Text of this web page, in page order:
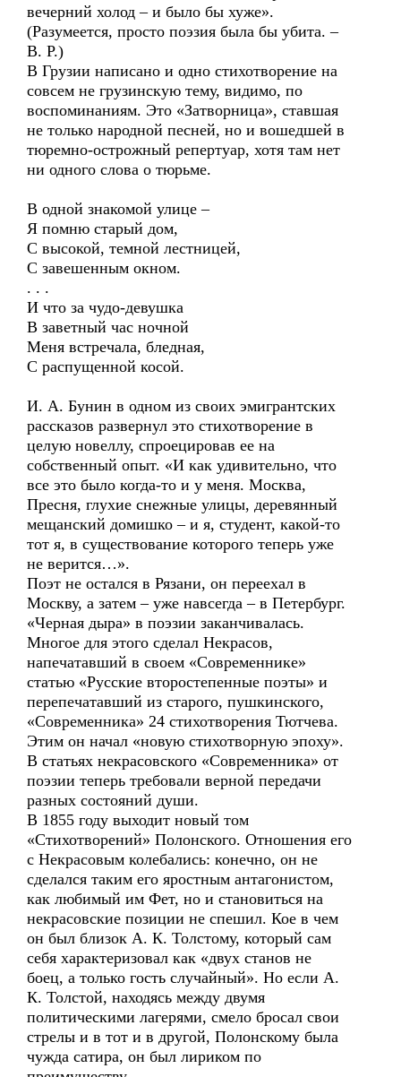
вечерний холод – и было бы хуже».
(Разумеется, просто поэзия была бы убита. –
В. Р.)
В Грузии написано и одно стихотворение на
совсем не грузинскую тему, видимо, по
воспоминаниям. Это «Затворница», ставшая
не только народной песней, но и вошедшей в
тюремно-острожный репертуар, хотя там нет
ни одного слова о тюрьме.
В одной знакомой улице –
Я помню старый дом,
С высокой, темной лестницей,
С завешенным окном.
. . .
И что за чудо-девушка
В заветный час ночной
Меня встречала, бледная,
С распущенной косой.
И. А. Бунин в одном из своих эмигрантских
рассказов развернул это стихотворение в
целую новеллу, спроецировав ее на
собственный опыт. «И как удивительно, что
все это было когда-то и у меня. Москва,
Пресня, глухие снежные улицы, деревянный
мещанский домишко – и я, студент, какой-то
тот я, в существование которого теперь уже
не верится…».
Поэт не остался в Рязани, он переехал в
Москву, а затем – уже навсегда – в Петербург.
«Черная дыра» в поэзии заканчивалась.
Многое для этого сделал Некрасов,
напечатавший в своем «Современнике»
статью «Русские второстепенные поэты» и
перепечатавший из старого, пушкинского,
«Современника» 24 стихотворения Тютчева.
Этим он начал «новую стихотворную эпоху».
В статьях некрасовского «Современника» от
поэзии теперь требовали верной передачи
разных состояний души.
В 1855 году выходит новый том
«Стихотворений» Полонского. Отношения его
с Некрасовым колебались: конечно, он не
сделался таким его яростным антагонистом,
как любимый им Фет, но и становиться на
некрасовские позиции не спешил. Кое в чем
он был близок А. К. Толстому, который сам
себя характеризовал как «двух станов не
боец, а только гость случайный». Но если А.
К. Толстой, находясь между двумя
политическими лагерями, смело бросал свои
стрелы и в тот и в другой, Полонскому была
чужда сатира, он был лириком по